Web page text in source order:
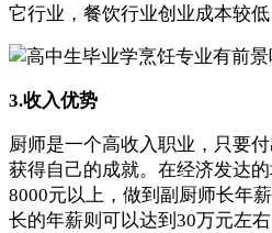
它行业，餐饮行业创业成本较低
3.收入优势
厨师是一个高收入职业，只要
获得自己的成就。在经济发达
8000元以上，做到副厨师长年
长的年薪则可以达到30万元左右